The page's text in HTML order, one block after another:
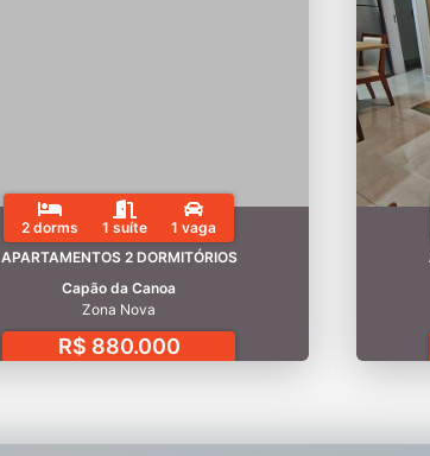
2 dorms 1 suíte
1 vaga
APARTAMENTOS 2 DORMITÓRIOS
Capão da Canoa
Zona Nova
R$ 880.000